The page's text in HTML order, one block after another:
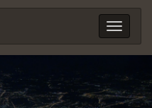
Toggle